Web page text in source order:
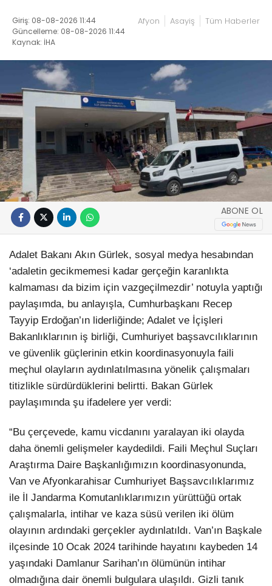
Giriş: 08-08-2026 11:44
Güncelleme: 08-08-2026 11:44
Kaynak: İHA
Afyon Asayiş Tüm Haberler
ABONE OL
Adalet Bakanı Akın Gürlek, sosyal medya hesabından
‘adaletin gecikmemesi kadar gerçeğin karanlıkta
kalmaması da bizim için vazgeçilmezdir’ notuyla yaptığı
paylaşımda, bu anlayışla, Cumhurbaşkanı Recep
Tayyip Erdoğan’ın liderliğinde; Adalet ve İçişleri
Bakanlıklarının iş birliği, Cumhuriyet başsavcılıklarının
ve güvenlik güçlerinin etkin koordinasyonuyla faili
meçhul olayların aydınlatılmasına yönelik çalışmaları
titizlikle sürdürdüklerini belirtti. Bakan Gürlek
paylaşımında şu ifadelere yer verdi:
“Bu çerçevede, kamu vicdanını yaralayan iki olayda
daha önemli gelişmeler kaydedildi. Faili Meçhul Suçları
Araştırma Daire Başkanlığımızın koordinasyonunda,
Van ve Afyonkarahisar Cumhuriyet Başsavcılıklarımız
ile İl Jandarma Komutanlıklarımızın yürüttüğü ortak
çalışmalarla, intihar ve kaza süsü verilen iki ölüm
olayının ardındaki gerçekler aydınlatıldı. Van’ın Başkale
ilçesinde 10 Ocak 2024 tarihinde hayatını kaybeden 14
yaşındaki Damlanur Sarihan’ın ölümünün intihar
olmadığına dair önemli bulgulara ulaşıldı. Gizli tanık